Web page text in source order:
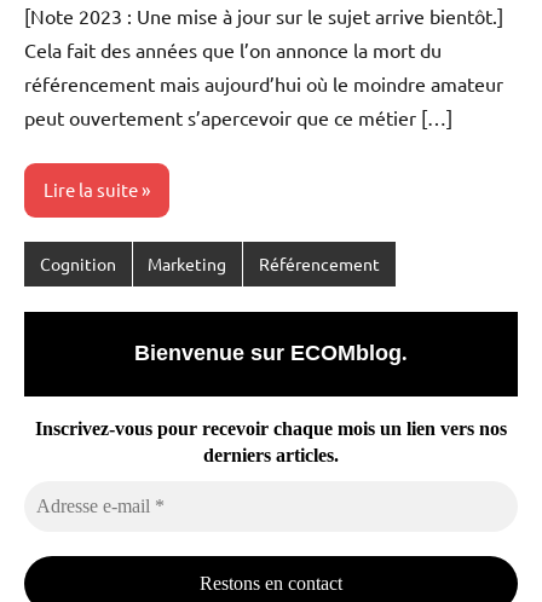
[Note 2023 : Une mise à jour sur le sujet arrive bientôt.]
Cela fait des années que l’on annonce la mort du
référencement mais aujourd’hui où le moindre amateur
peut ouvertement s’apercevoir que ce métier […]
Lire la suite
Cognition Marketing Référencement
Bienvenue sur ECOMblog.
Inscrivez-vous pour recevoir chaque mois un lien vers nos
derniers articles.
e-